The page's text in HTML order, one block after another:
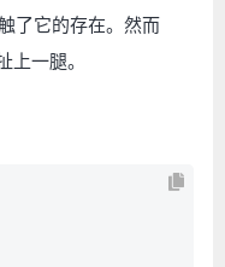
了它的存在。然而
上一腿。